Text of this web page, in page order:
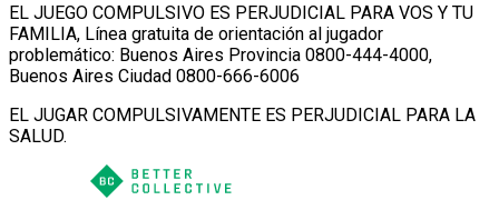
EL JUEGO COMPULSIVO ES PERJUDICIAL PARA VOS Y TU
FAMILIA, Línea gratuita de orientación al jugador
problemático: Buenos Aires Provincia 0800-444-4000,
Buenos Aires Ciudad 0800-666-6006
EL JUGAR COMPULSIVAMENTE ES PERJUDICIAL PARA LA
SALUD.